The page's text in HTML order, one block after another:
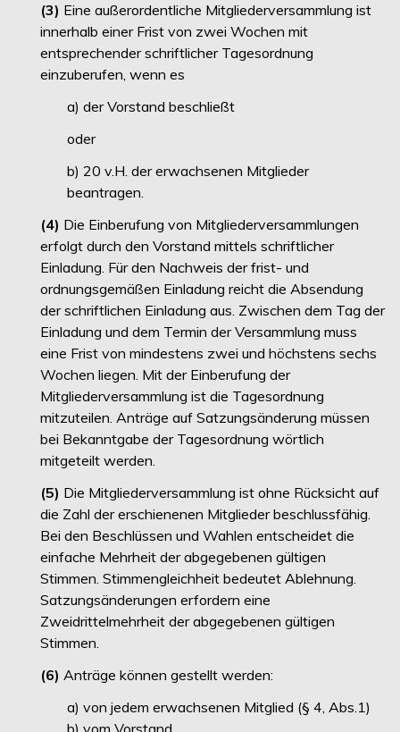
(3) Eine außerordentliche Mitgliederversammlung ist
innerhalb einer Frist von zwei Wochen mit
entsprechender schriftlicher Tagesordnung
einzuberufen, wenn es
a) der Vorstand beschließt
oder
b) 20 v.H. der erwachsenen Mitglieder
beantragen.
(4) Die Einberufung von Mitgliederversammlungen
erfolgt durch den Vorstand mittels schriftlicher
Einladung. Für den Nachweis der frist- und
ordnungsgemäßen Einladung reicht die Absendung
der schriftlichen Einladung aus. Zwischen dem Tag der
Einladung und dem Termin der Versammlung muss
eine Frist von mindestens zwei und höchstens sechs
Wochen liegen. Mit der Einberufung der
Mitgliederversammlung ist die Tagesordnung
mitzuteilen. Anträge auf Satzungsänderung müssen
bei Bekanntgabe der Tagesordnung wörtlich
mitgeteilt werden.
(5) Die Mitgliederversammlung ist ohne Rücksicht auf
die Zahl der erschienenen Mitglieder beschlussfähig.
Bei den Beschlüssen und Wahlen entscheidet die
einfache Mehrheit der abgegebenen gültigen
Stimmen. Stimmengleichheit bedeutet Ablehnung.
Satzungsänderungen erfordern eine
Zweidrittelmehrheit der abgegebenen gültigen
Stimmen.
(6) Anträge können gestellt werden:
a) von jedem erwachsenen Mitglied (§ 4, Abs.1)
b) vom Vorstand.